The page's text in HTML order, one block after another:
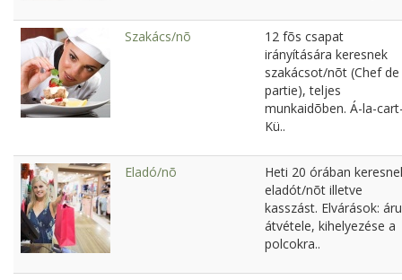
Szakács/nõ
12 fõs csapat
irányítására keresnek
szakácsot/nõt (Chef de
partie), teljes
munkaidõben. Á-la-
Kü..
Eladó/nõ
Heti 20 órában
eladót/nõt illetve
kasszást. Elvárások: áru
átvétele, kihelyezése a
polcokra..